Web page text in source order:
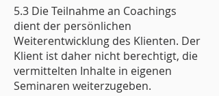
5.3 Die Teilnahme an Coachings
dient der persönlichen
Weiterentwicklung des Klienten. Der
Klient ist daher nicht berechtigt, die
vermittelten Inhalte in eigenen
Seminaren weiterzugeben.